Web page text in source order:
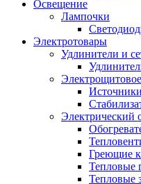
Освещение
Лампочки
Электротовары
Удлинители и
Электрический
Греющие
Тепловые
Тепловые